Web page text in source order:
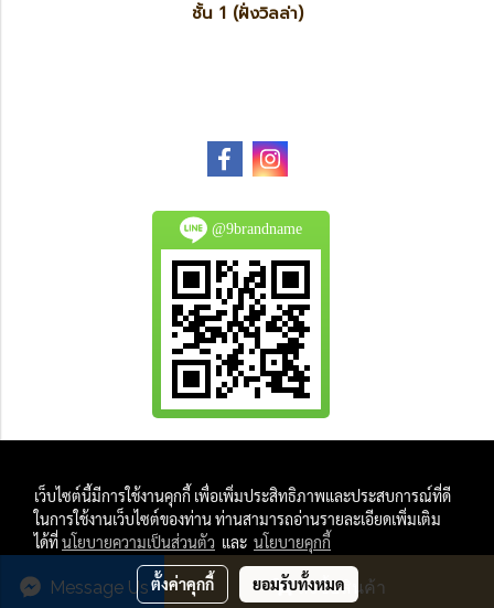
สั่งซื้อสินค้า
Message Us
ชั้น 1 (ฝั่งวิลล่า)
@9brandname
And
All Photo in this website were taken by
9Brandname's Team.
เว็บไซต์นี้มีการใช้งานคุกกี้ เพื่อเพิ่มประสิทธิภาพและประสบการณ์ที่ดี
ในการใช้งานเว็บไซต์ของท่าน ท่านสามารถอ่านรายละเอียดเพิ่มเติม
ได้ที่นโยบายความเป็นส่วนตัว และ นโยบายคุกกี้
ตั้งค่าคุกกี้ ยอมรับทั้งหมด